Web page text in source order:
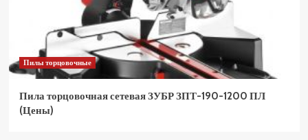
Пилы торцовочные
Пила торцовочная сетевая ЗУБР ЗПТ-190-1200 ПЛ
(Цены)